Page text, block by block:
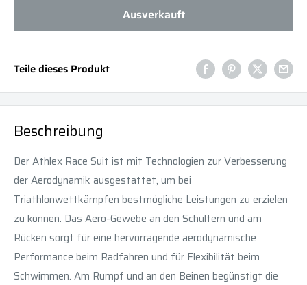
Ausverkauft
Teile dieses Produkt
Beschreibung
Der Athlex Race Suit ist mit Technologien zur Verbesserung
der Aerodynamik ausgestattet, um bei
Triathlonwettkämpfen bestmögliche Leistungen zu erzielen
zu können. Das Aero-Gewebe an den Schultern und am
Rücken sorgt für eine hervorragende aerodynamische
Performance beim Radfahren und für Flexibilität beim
Schwimmen. Am Rumpf und an den Beinen begünstigt die